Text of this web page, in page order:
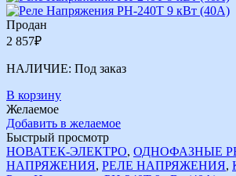
Продан
2 857₽
НАЛИЧИЕ: Под заказ
В корзину
Желаемое
Добавить в желаемое
Быстрый просмотр
НОВАТЕК-ЭЛЕКТРО, ОДНОФАЗНЫЕ
НАПРЯЖЕНИЯ, РЕЛЕ НАПРЯЖЕНИЯ,